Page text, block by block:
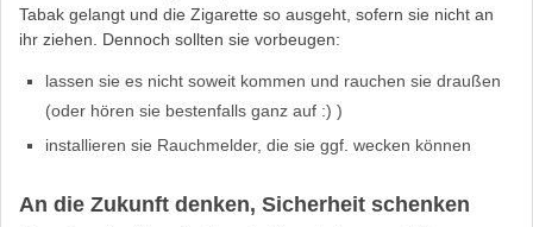
Tabak gelangt und die Zigarette so ausgeht, sofern sie nicht an
ihr ziehen. Dennoch sollten sie vorbeugen:
lassen sie es nicht soweit kommen und rauchen sie draußen
(oder hören sie bestenfalls ganz auf :) )
installieren sie Rauchmelder, die sie ggf. wecken können
An die Zukunft denken, Sicherheit schenken